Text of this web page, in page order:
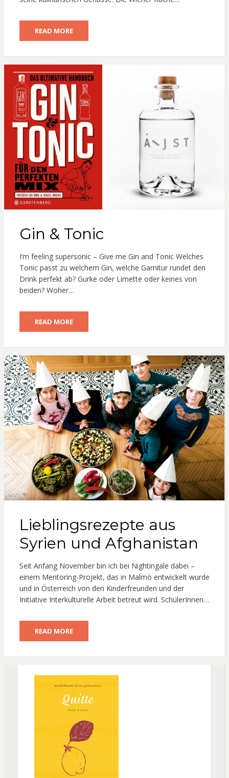
READ MORE
Gin & Tonic
I’m feeling supersonic – Give me Gin and Tonic Welches
Tonic passt zu welchem Gin, welche Garnitur rundet den
Drink perfekt ab? Gurke oder Limette oder keines von
beiden? Woher…
READ MORE
Lieblingsrezepte aus
Syrien und Afghanistan
Seit Anfang November bin ich bei Nightingale dabei –
einem Mentoring-Projekt, das in Malmö entwickelt wurde
und in Österreich von den Kinderfreunden und der
Initiative Interkulturelle Arbeit betreut wird. SchülerInnen…
READ MORE